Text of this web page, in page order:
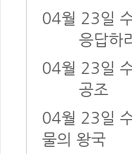
04월 23일
응답하
04월 23일
공조
04월 23일
물의 왕국